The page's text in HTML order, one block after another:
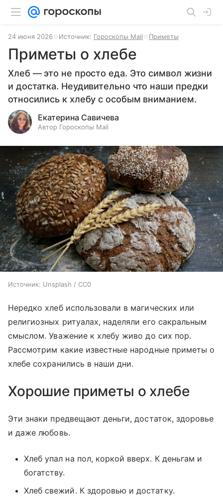
24 июня 2026 Источник: Гороскопы Mail Приметы
Приметы о хлебе
Хлеб — это не просто еда. Это символ жизни
и достатка. Неудивительно что наши предки
относились к хлебу с особым вниманием.
Екатерина Савичева
Автор Гороскопы Mail
Источник: Unsplash / CC0
Нередко хлеб использовали в магических или
религиозных ритуалах, наделяли его сакральным
смыслом. Уважение к хлебу живо до сих пор.
Рассмотрим какие известные народные приметы о
хлебе сохранились в наши дни.
Хорошие приметы о хлебе
Эти знаки предвещают деньги, достаток, здоровье
и даже любовь.
Хлеб упал на пол, коркой вверх. К деньгам и
богатству.
Хлеб свежий. К здоровью и достатку.